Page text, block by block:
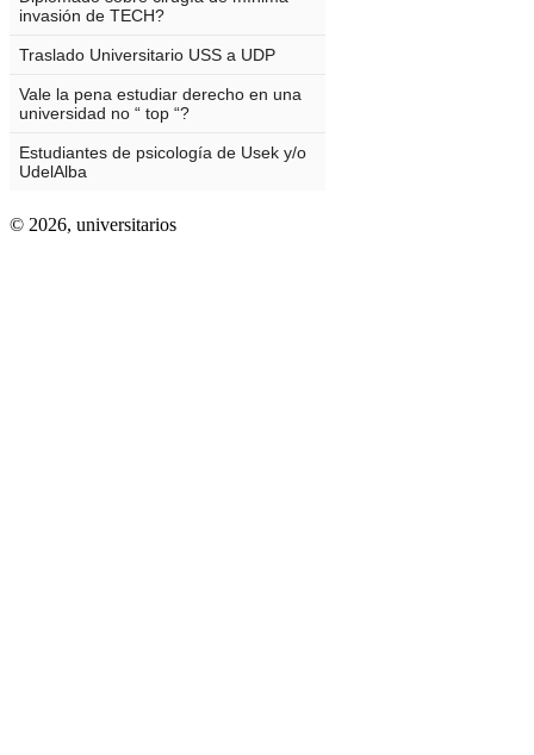
© 2026, universitarios